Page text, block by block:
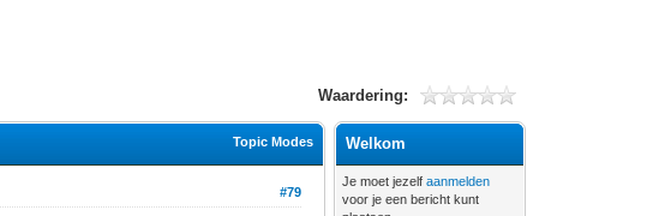
Waardering:
Topic Modes
#79
Welkom
Je moet jezelfaanmelden
voor je een bericht kunt